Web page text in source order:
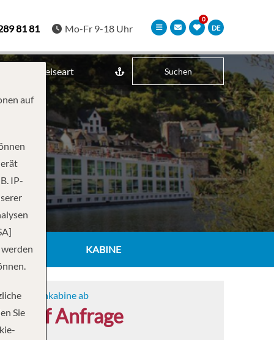
DE
81 81 Mo-Fr 9-18 Uhr
Reiseart Suchen
KABINE
Innenkabine ab
auf Anfrage
auf
IP-
Sie